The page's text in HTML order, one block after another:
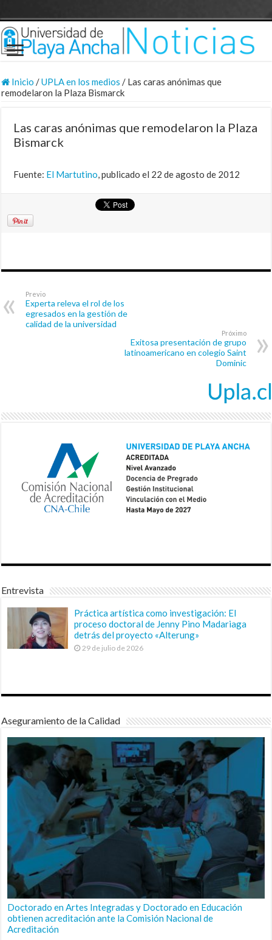
Inicio /UPLA en los medios / Las caras anónimas que
remodelaron la Plaza Bismarck
Las caras anónimas que remodelaron la Plaza
Bismarck
Fuente: El Martutino, publicado el 22 de agosto de 2012
Previo
Experta releva el rol de los
egresados en la gestión de
calidad de la universidad
Próximo
Exitosa presentación de grupo
latinoamericano en colegio Saint
Dominic
Entrevista
Práctica artística como investigación: El
proceso doctoral de Jenny Pino Madariaga
detrás del proyecto «Alterung»
29 de julio de 2026
Aseguramiento de la Calidad
Doctorado en Artes Integradas y Doctorado en Educación
obtienen acreditación ante la Comisión Nacional de
Acreditación